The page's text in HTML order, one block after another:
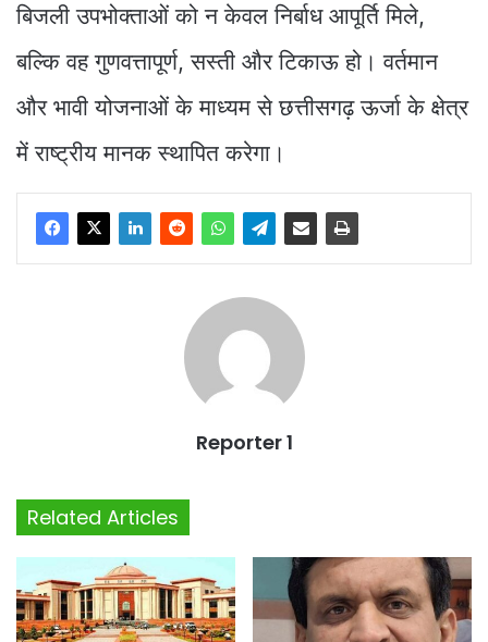
बिजली उपभोक्ताओं को न केवल निर्बाध आपूर्ति मिले,
बल्कि वह गुणवत्तापूर्ण, सस्ती और टिकाऊ हो। वर्तमान
और भावी योजनाओं के माध्यम से छत्तीसगढ़ ऊर्जा के क्षेत्र
में राष्ट्रीय मानक स्थापित करेगा।
Reporter 1
Related Articles